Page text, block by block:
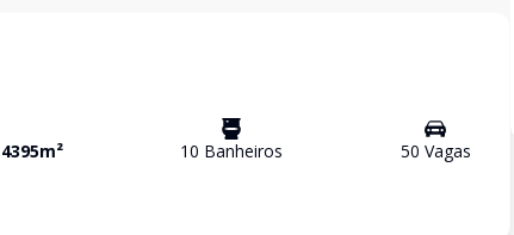
4395m² 10 Banheiros 50 Vagas